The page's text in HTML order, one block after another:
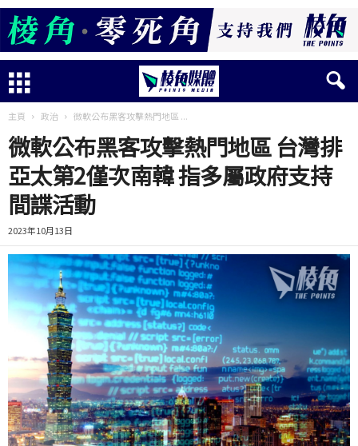
主頁 政治 微軟公布黑客攻擊熱門地區 ...
微軟公布黑客攻擊熱門地區 台灣排
亞太第2僅次南韓 指多屬政府支持
間諜活動
2023年10月13日